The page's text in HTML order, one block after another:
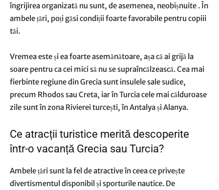
îngrijirea organizată nu sunt, de asemenea, neobișnuite . În
ambele țări, poți găsi condiții foarte favorabile pentru copiii
tăi.
Vremea este și ea foarte asemănătoare, așa că ai grijă la
soare pentru ca cei mici să nu se supraîncălzească. Cea mai
fierbinte regiune din Grecia sunt insulele sale sudice,
precum Rhodos sau Creta, iar în Turcia cele mai călduroase
zile sunt în zona Rivierei turcești, în Antalya și Alanya.
Ce atracții turistice merită descoperite
într-o vacanță Grecia sau Turcia?
Ambele țări sunt la fel de atractive în ceea ce privește
divertismentul disponibil și sporturile nautice. De